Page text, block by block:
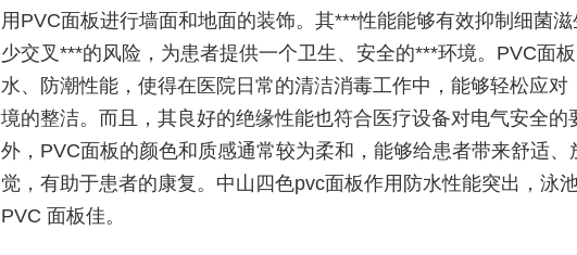
用PVC面板进行墙面和地面的装饰。其***性能能够有效抑制细菌滋
少交叉***的风险，为患者提供一个卫生、安全的***环境。PVC面
水、防潮性能，使得在医院日常的清洁消毒工作中，能够轻松应对
境的整洁。而且，其良好的绝缘性能也符合医疗设备对电气安全的
外，PVC面板的颜色和质感通常较为柔和，能够给患者带来舒适、
觉，有助于患者的康复。中山四色pvc面板作用防水性能突出，泳
PVC 面板佳。